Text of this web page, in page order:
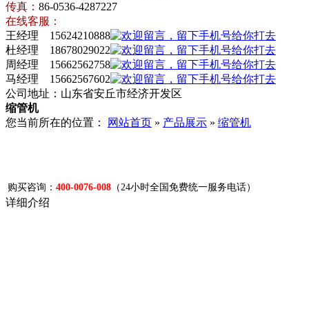
传真： 86-0536-4287227
在线客服：
王经理 15624210888
杜经理 18678029022
周经理 15662562758
马经理 15662567602
公司地址：山东省安丘市经济开发区
缩管机
您当前所在的位置：
网站首页 » 产品展示 » 缩管机
购买咨询： 400-0076-008 （24小时全国免费统一服务电话）
详细介绍